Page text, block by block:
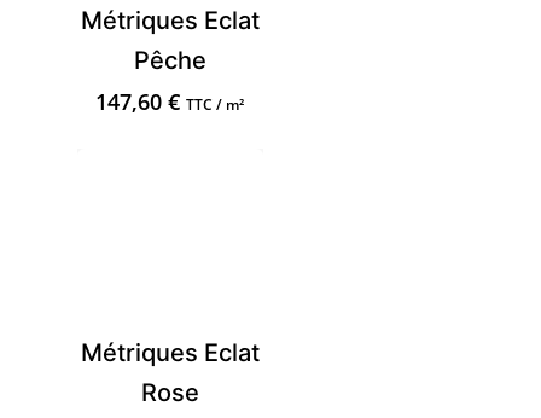
Métriques Eclat
Pêche
147,60€ TTC / m²
Métriques Eclat
Rose